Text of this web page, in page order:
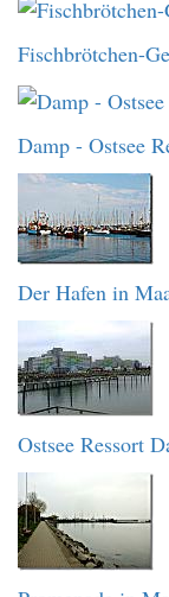
Fischbrötchen-
Damp - Ostsee
Der Hafen in
Ostsee Ressort